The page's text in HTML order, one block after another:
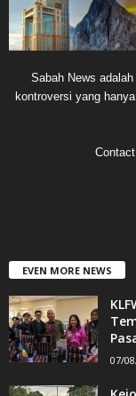
Sabah News
kontroversi yang
EVEN MORE NEWS
07/